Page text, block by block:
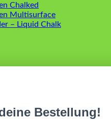
Chalked
Multisurface
– Liquid Chalk
Bestellung!